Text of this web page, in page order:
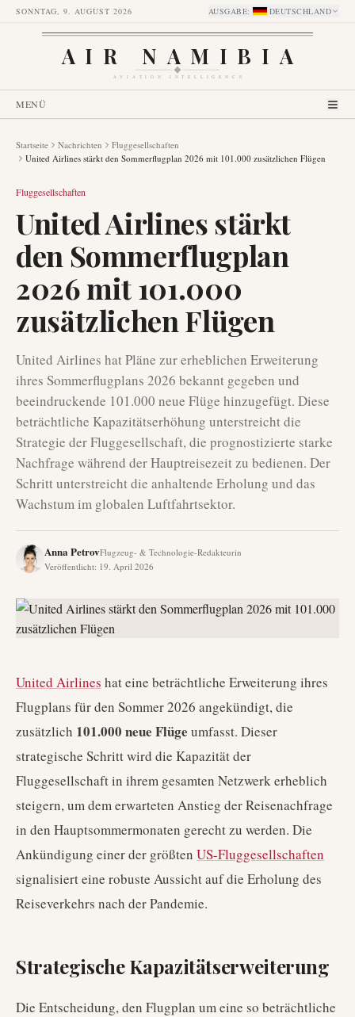
SONNTAG, 9. AUGUST 2026 AUSGABE: DEUTSCHLAND
AIR NAMIBIA
AVIATION INTELLIGENCE
MENÜ
Startseite Nachrichten
Fluggesellschaften
United Airlines stärkt den Sommerflugplan 2026 mit 101.000 zusätzlichen Flügen
Fluggesellschaften
United Airlines stärkt
den Sommerflugplan
2026 mit 101.000
zusätzlichen Flügen
United Airlines hat Pläne zur erheblichen Erweiterung
ihres Sommerflugplans 2026 bekannt gegeben und
beeindruckende 101.000 neue Flüge hinzugefügt. Diese
beträchtliche Kapazitätserhöhung unterstreicht die
Strategie der Fluggesellschaft, die prognostizierte starke
Nachfrage während der Hauptreisezeit zu bedienen. Der
Schritt unterstreicht die anhaltende Erholung und das
Wachstum im globalen Luftfahrtsektor.
Anna PetrovFlugzeug- & Technologie-Redakteurin
Veröffentlicht: 19. April 2026
United Airlines hat eine beträchtliche Erweiterung ihres
Flugplans für den Sommer 2026 angekündigt, die
zusätzlich 101.000 neue Flüge umfasst. Dieser
strategische Schritt wird die Kapazität der
Fluggesellschaft in ihrem gesamten Netzwerk erheblich
steigern, um dem erwarteten Anstieg der Reisenachfrage
in den Hauptsommermonaten gerecht zu werden. Die
Ankündigung einer der größten US-Fluggesellschaften
signalisiert eine robuste Aussicht auf die Erholung des
Reiseverkehrs nach der Pandemie.
Strategische Kapazitätserweiterung
Die Entscheidung, den Flugplan um eine so beträchtliche